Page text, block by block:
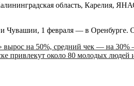
область, Карелия,
Чувашии, 1 февраля — в
вырос на 50%, средний чек — на 30%
привлекут около 80 молодых людей